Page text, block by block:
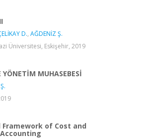
D., AĞDENİZ Ş.
Üniversitesi, Eskişehir, 2019
YÖNETİM MUHASEBESİ
Framework of Cost and